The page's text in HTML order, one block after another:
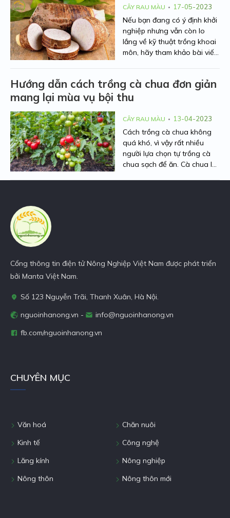
khoai môn sáp đúng cách.
Bài viết sau đây sẽ hướng
dẫn cho bạn toàn bộ kỹ
thuật khi trồng khoai môn
sáp vàng
CÂY RAU MÀU 17-05-2023
Nếu bạn đang có ý định khởi
nghiệp nhưng vẫn còn lo
lắng về kỹ thuật trồng khoai
môn, hãy tham khảo bài viết
khoai môn nhanh chóng thu
hút lòng người tiêu dùng và
trồng loại cây này. Chi tiết
cách trồng và chăm sóc đều
được bật mí ngay bên dưới,
mời bạn tham khảo.
Hướng dẫn cách trồng cà chua đơn giản
mang lại mùa vụ bội thu
CÂY RAU MÀU 13-04-2023
Cách trồng cà chua không
quá khó, vì vậy rất nhiều
người lựa chọn tự trồng cà
chua sạch để ăn. Cà chua là
Cổng thông tin điện tử Nông Nghiệp Việt Nam được phát triển
bởi Manta Việt Nam.
Số 123 Nguyễn Trãi, Thanh Xuân, Hà Nội.
nguoinhanong.vn -
info@nguoinhanong.vn
fb.com/nguoinhanong.vn
CHUYÊN MỤC
Văn hoá
Chăn nuôi
Kinh tế
Công nghệ
Lăng kính
Nông nghiệp
Nông thôn
Nông thôn mới